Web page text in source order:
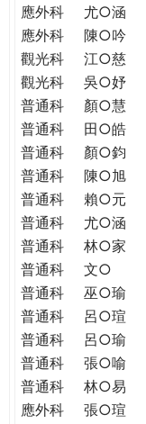
應外科
尤○涵
應外科
陳○吟
觀光科
江○慈
觀光科
吳○妤
普通科
顏○慧
普通科
田○皓
普通科
顏○鈞
普通科
陳○旭
普通科
賴○元
普通科
尤○涵
普通科
林○家
普通科
文○
普通科
巫○瑜
普通科
呂○瑄
普通科
呂○瑜
普通科
張○喻
普通科
林○易
應外科
張○瑄